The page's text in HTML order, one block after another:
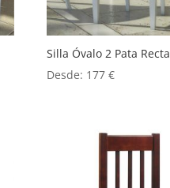
Silla Óvalo 2 Pata Recta
Desde: 177€